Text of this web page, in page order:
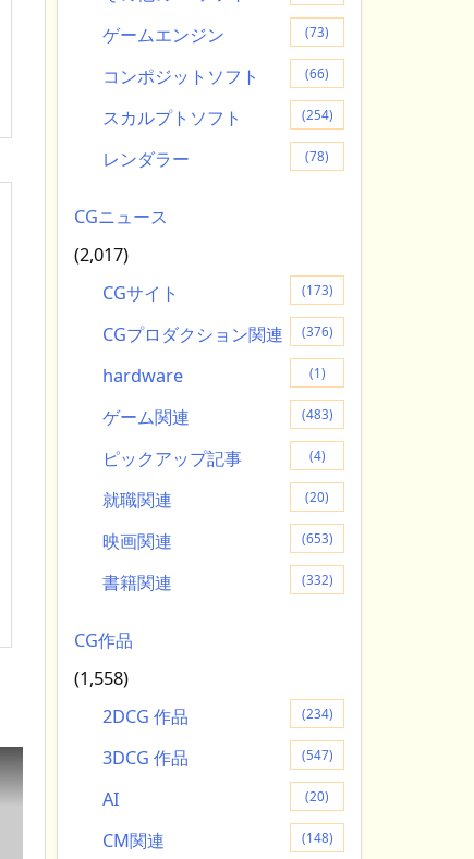
ゲームエンジン (73)
コンポジットソフト (66)
スカルプトソフト (254)
レンダラー (78)
CGニュース
(2,017)
CGサイト
(173)
CGプロダクション関連 (376)
hardware (1)
ゲーム関連 (483)
ピックアップ記事 (4)
就職関連 (20)
映画関連 (653)
書籍関連 (332)
CG作品
(1,558)
2DCG 作品
(234)
3DCG 作品 (547)
AI (20)
CM関連 (148)